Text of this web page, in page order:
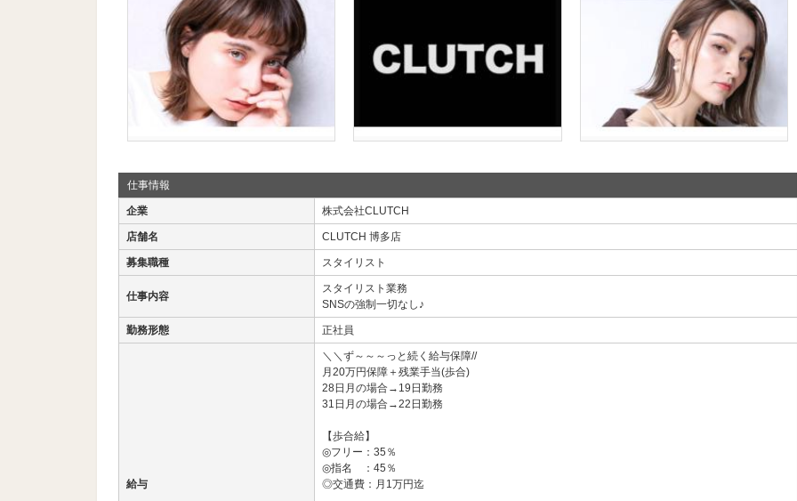
仕事情報
企業 株式会社CLUTCH
店舗名 CLUTCH 博多店
募集職種 スタイリスト
仕事内容
スタイリスト業務
SNSの強制一切なし♪
勤務形態 正社員
給与
＼＼ず～～～っと続く給与保障//
月20万円保障＋残業手当(歩合)
28日月の場合→19日勤務
31日月の場合→22日勤務
【歩合給】
◎フリー：35％
◎指名 ：45％
◎交通費：月1万円迄